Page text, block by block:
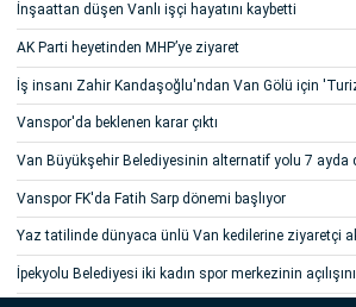
İnşaattan düşen Vanlı işçi hayatını kaybetti
AK Parti heyetinden MHP’ye ziyaret
İş insanı Zahir Kandaşoğlu'ndan Van Gölü için
Vanspor'da beklenen karar çıktı
Van Büyükşehir Belediyesinin alternatif yolu 7 ayda
Vanspor FK'da Fatih Sarp dönemi başlıyor
Yaz tatilinde dünyaca ünlü Van kedilerine ziyaretçi
İpekyolu Belediyesi iki kadın spor merkezinin